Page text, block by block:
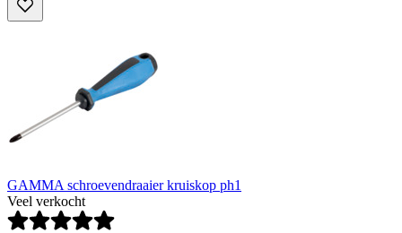
GAMMA schroevendraaier kruiskop ph1
Veel verkocht